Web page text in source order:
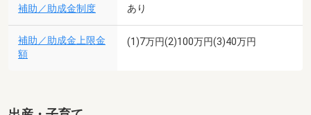
補助／助成金制度 あり
補助／助成金上限金
額
(1)7万円(2)100万円(3)40万円